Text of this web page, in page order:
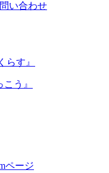
い合わせ
らす』
こう』